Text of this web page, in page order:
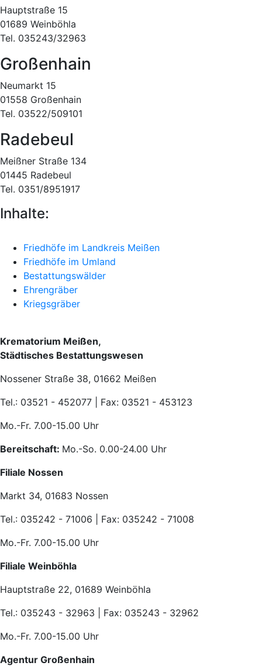
Hauptstraße 15
01689 Weinböhla
Tel. 035243/32963
Großenhain
Neumarkt 15
01558 Großenhain
Tel. 03522/509101
Radebeul
Meißner Straße 134
01445 Radebeul
Tel. 0351/8951917
Inhalte:
Friedhöfe im Landkreis Meißen
Friedhöfe im Umland
Bestattungswälder
Ehrengräber
Kriegsgräber
Krematorium Meißen,
Städtisches Bestattungswesen
Nossener Straße 38, 01662 Meißen
Tel.: 03521 - 452077 | Fax: 03521 - 453123
Mo.-Fr. 7.00-15.00 Uhr
Bereitschaft: Mo.-So. 0.00-24.00 Uhr
Filiale Nossen
Markt 34, 01683 Nossen
Tel.: 035242 - 71006 | Fax: 035242 - 71008
Mo.-Fr. 7.00-15.00 Uhr
Filiale Weinböhla
Hauptstraße 22, 01689 Weinböhla
Tel.: 035243 - 32963 | Fax: 035243 - 32962
Mo.-Fr. 7.00-15.00 Uhr
Agentur Großenhain